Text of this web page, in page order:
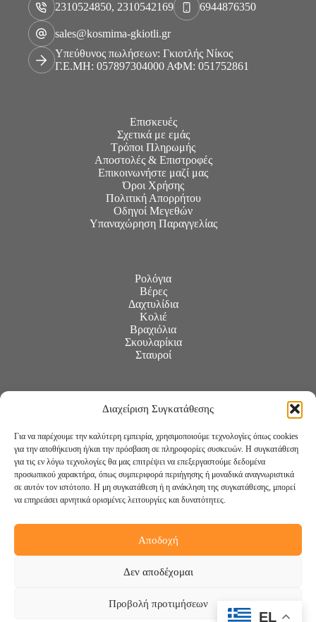
Διαχείριση Συγκατάθεσης
Για να παρέχουμε την καλύτερη εμπειρία, χρησιμοποιούμε τεχνολογίες όπως cookies
για την αποθήκευση ή/και την πρόσβαση σε πληροφορίες συσκευών. Η συγκατάθεση
για τις εν λόγω τεχνολογίες θα μας επιτρέψει να επεξεργαστούμε δεδομένα
προσωπικού χαρακτήρα, όπως συμπεριφορά περιήγησης ή μοναδικά αναγνωριστικά
σε αυτόν τον ιστότοπο. Η μη συγκατάθεση ή η ανάκληση της συγκατάθεσης, μπορεί
να επηρεάσει αρνητικά ορισμένες λειτουργίες και δυνατότητες.
Αποδοχή
Δεν αποδέχομαι
Προβολή προτιμήσεων
2310524850, 2310542169 6944876350
sales@kosmima-gkiotli.gr
Υπεύθυνος πωλήσεων: Γκιοτλής Νίκος
Γ.Ε.ΜΗ: 057897304000 ΑΦΜ: 051752861
Επισκευές
Σχετικά με εμάς
Τρόποι Πληρωμής
Αποστολές & Επιστροφές
Επικοινωνήστε μαζί μας
Όροι Χρήσης
Πολιτική Απορρήτου
Οδηγοί Μεγεθών
Υπαναχώρηση Παραγγελίας
Ρολόγια
Βέρες
Δαχτυλίδια
Κολιέ
Βραχιόλια
Σκουλαρίκια
Σταυροί
EL